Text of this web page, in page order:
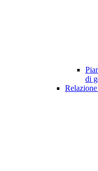
di